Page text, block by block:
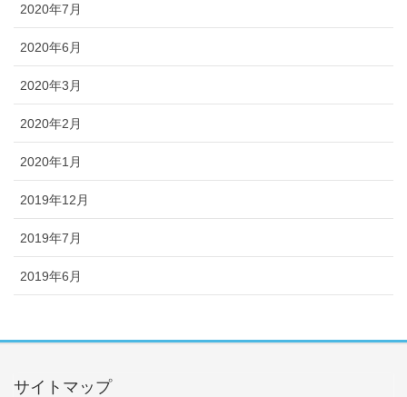
2020年7月
2020年6月
2020年3月
2020年2月
2020年1月
2019年12月
2019年7月
2019年6月
サイトマップ